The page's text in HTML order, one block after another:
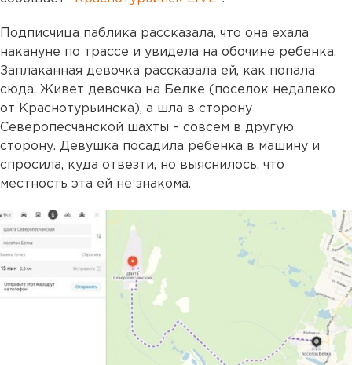
Подписчица паблика рассказала, что она ехала
накануне по трассе и увидела на обочине ребенка.
Заплаканная девочка рассказала ей, как попала
сюда. Живет девочка на Белке (поселок недалеко
от Краснотурьинска), а шла в сторону
Северопесчанской шахты – совсем в другую
сторону. Девушка посадила ребенка в машину и
спросила, куда отвезти, но выяснилось, что
местность эта ей не знакома.